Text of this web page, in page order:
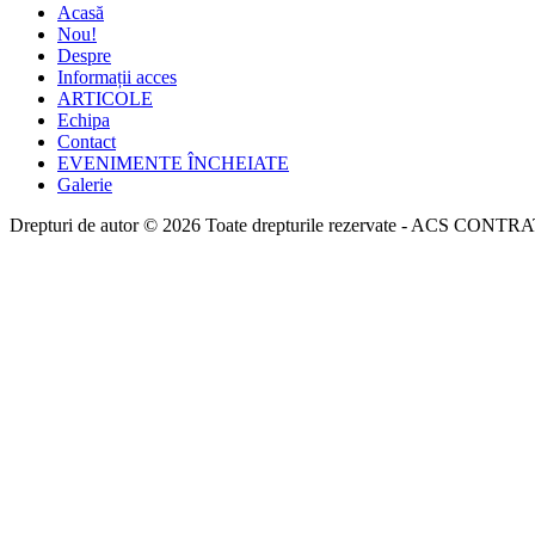
Acasă
Nou!
Despre
Informații acces
ARTICOLE
Echipa
Contact
EVENIMENTE ÎNCHEIATE
Galerie
Drepturi de autor © 2026 Toate drepturile rezervate - ACS